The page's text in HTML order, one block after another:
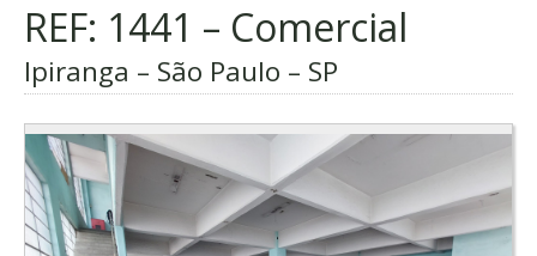
REF: 1441 – Comercial
Ipiranga – São Paulo – SP